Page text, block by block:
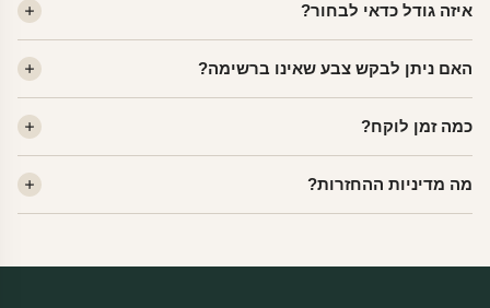
איזה גודל כדאי לבחור?
שינה של מבוגרים — L. לפינה קטנה — S.
האם ניתן לבקש צבע שאינו ברשימה?
הצבעים זמינים ללא תוספת מחיר.
כמה זמן לוקח?
14:00 — יצאו באותו יום.
מה מדיניות ההחזרות?